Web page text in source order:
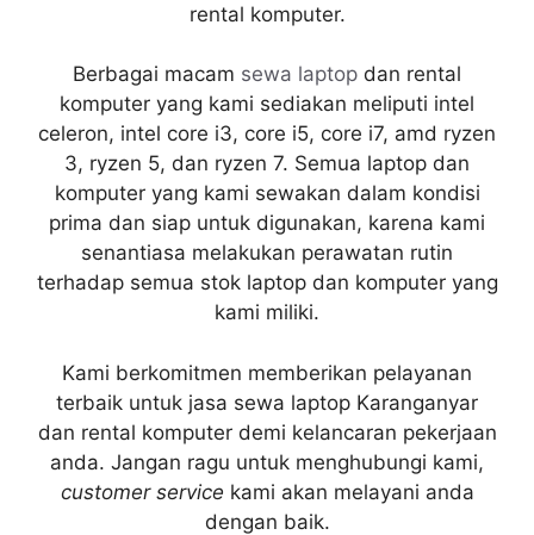
rental komputer.
Berbagai macam sewa laptop dan rental
komputer yang kami sediakan meliputi intel
celeron, intel core i3, core i5, core i7, amd ryzen
3, ryzen 5, dan ryzen 7. Semua laptop dan
komputer yang kami sewakan dalam kondisi
prima dan siap untuk digunakan, karena kami
senantiasa melakukan perawatan rutin
terhadap semua stok laptop dan komputer yang
kami miliki.
Kami berkomitmen memberikan pelayanan
terbaik untuk jasa sewa laptop Karanganyar
dan rental komputer demi kelancaran pekerjaan
anda. Jangan ragu untuk menghubungi kami,
customer service kami akan melayani anda
dengan baik.